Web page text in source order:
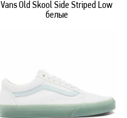
Vans Old Skool Side Striped Low
белые